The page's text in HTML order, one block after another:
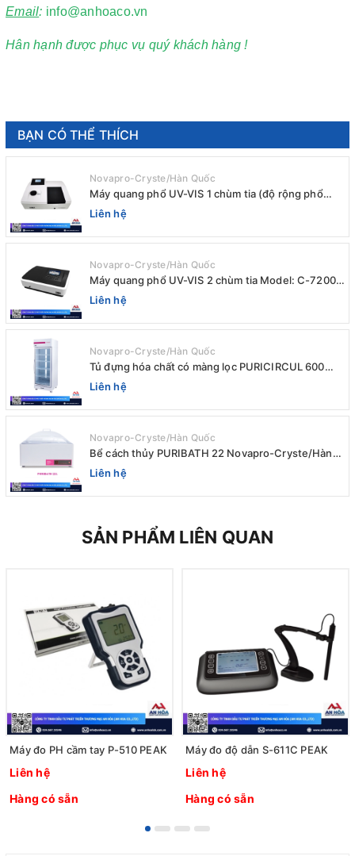
Email: info@anhoaco.vn
Hân hạnh được phục vụ quý khách hàng !
BẠN CÓ THỂ THÍCH
Novapro-Cryste/Hàn Quốc
Máy quang phổ UV-VIS 1 chùm tia (độ rộng phổ
4nm) E-1000UV / Peak
Liên hệ
Novapro-Cryste/Hàn Quốc
Máy quang phổ UV-VIS 2 chùm tia Model: C-7200 /
Peak
Liên hệ
Novapro-Cryste/Hàn Quốc
Tủ đựng hóa chất có màng lọc PURICIRCUL 600
AIRTIGHT Novapro-Cryste/Hàn Quốc
Liên hệ
Novapro-Cryste/Hàn Quốc
Bể cách thủy PURIBATH 22 Novapro-Cryste/Hàn
Quốc
Liên hệ
SẢN PHẨM LIÊN QUAN
Máy đo PH cầm tay P-510 PEAK
Liên hệ
Hàng có sẵn
Máy đo độ dẫn S-611C PEAK
Liên hệ
Hàng có sẵn